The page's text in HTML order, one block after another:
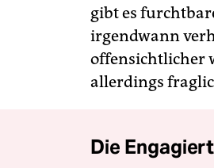
gibt es
irgendwann
offensichtlicher
allerdings
Die